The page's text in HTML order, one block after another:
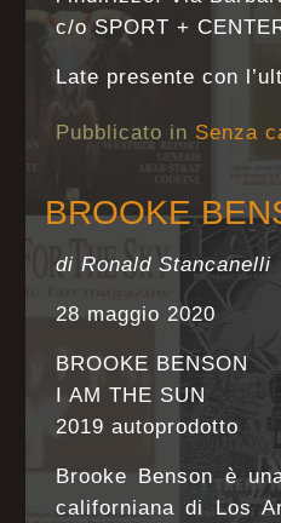
c/o SPORT +
Late presente con
Pubblicato in Senza
BROOKE
di Ronald Stancanelli
28 maggio 2020
BROOKE BENSON
I AM THE SUN
2019 autoprodotto
Brooke Benson è
californiana di Los